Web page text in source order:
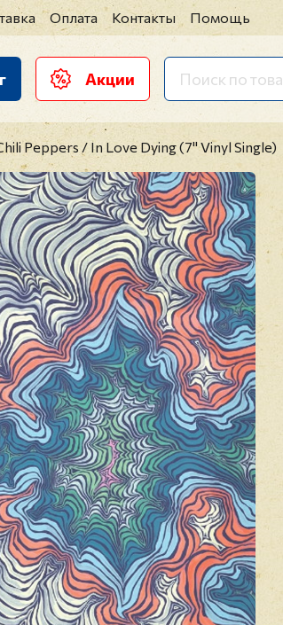
Оплата Контакты Помощь
Акции
Peppers / In Love Dying (7" Vinyl Single)